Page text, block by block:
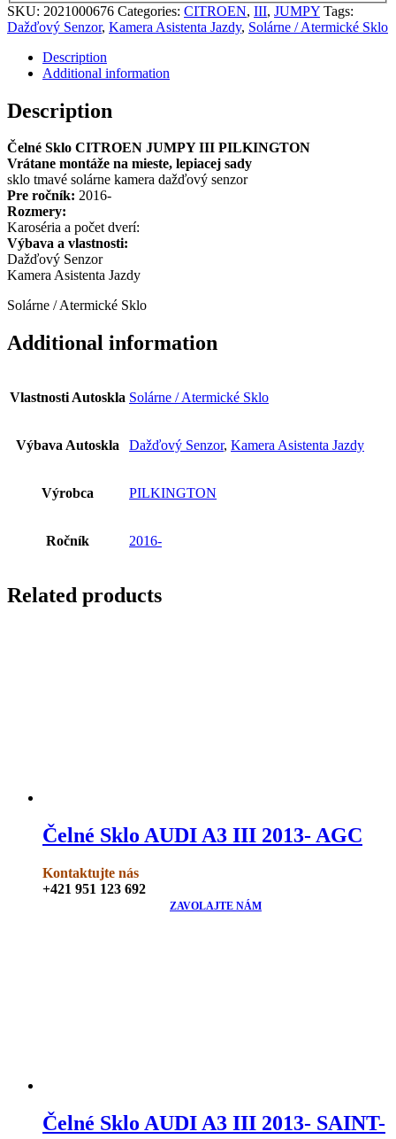
SKU: 2021000676 Categories: CITROEN, III, JUMPY Tags:
Dažďový Senzor, Kamera Asistenta Jazdy, Solárne / Atermické Sklo
Description
Additional information
Description
Čelné Sklo CITROEN JUMPY III PILKINGTON
Vrátane montáže na mieste, lepiacej sady
sklo tmavé solárne kamera dažďový senzor
Pre ročník: 2016-
Rozmery:
Karoséria a počet dverí:
Výbava a vlastnosti:
Dažďový Senzor
Kamera Asistenta Jazdy
Solárne / Atermické Sklo
Additional information
Vlastnosti Autoskla Solárne / Atermické Sklo
Výbava Autoskla Dažďový Senzor, Kamera Asistenta Jazdy
Výrobca PILKINGTON
Ročník 2016-
Related products
Čelné Sklo AUDI A3 III 2013- AGC
Kontaktujte nás
+421 951 123 692
ZAVOLAJTE NÁM
Čelné Sklo AUDI A3 III 2013- SAINT-